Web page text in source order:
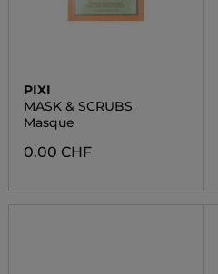
PIXI
MASK & SCRUBS
Masque
0.00 CHF